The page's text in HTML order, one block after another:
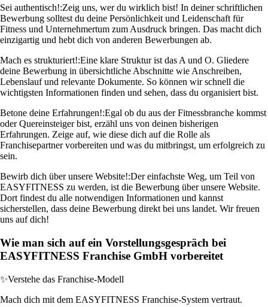
Sei authentisch!:Zeig uns, wer du wirklich bist! In deiner schriftlichen
Bewerbung solltest du deine Persönlichkeit und Leidenschaft für
Fitness und Unternehmertum zum Ausdruck bringen. Das macht dich
einzigartig und hebt dich von anderen Bewerbungen ab.
Mach es strukturiert!:Eine klare Struktur ist das A und O. Gliedere
deine Bewerbung in übersichtliche Abschnitte wie Anschreiben,
Lebenslauf und relevante Dokumente. So können wir schnell die
wichtigsten Informationen finden und sehen, dass du organisiert bist.
Betone deine Erfahrungen!:Egal ob du aus der Fitnessbranche kommst
oder Quereinsteiger bist, erzähl uns von deinen bisherigen
Erfahrungen. Zeige auf, wie diese dich auf die Rolle als
Franchisepartner vorbereiten und was du mitbringst, um erfolgreich zu
sein.
Bewirb dich über unsere Website!:Der einfachste Weg, um Teil von
EASYFITNESS zu werden, ist die Bewerbung über unsere Website.
Dort findest du alle notwendigen Informationen und kannst
sicherstellen, dass deine Bewerbung direkt bei uns landet. Wir freuen
uns auf dich!
Wie man sich auf ein Vorstellungsgespräch bei
EASYFITNESS Franchise GmbH vorbereitet
✨Verstehe das Franchise-Modell
Mach dich mit dem EASYFITNESS Franchise-System vertraut.